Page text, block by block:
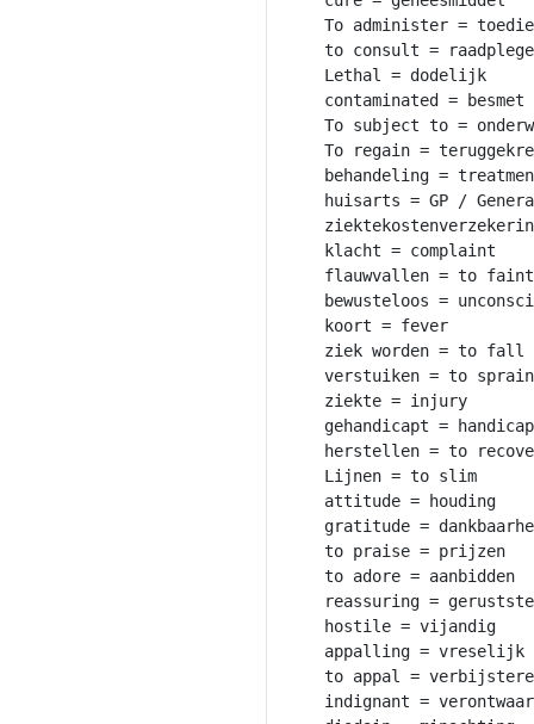
To administer =
to consult =
Lethal = dodelijk
contaminated = besmet
To subject to =
To regain =
behandeling =
huisarts = GP /
klacht = complaint
flauwvallen = to faint
bewusteloos =
koort = fever
ziek worden = to
verstuiken = to sprain
ziekte = injury
gehandicapt =
herstellen = to
Lijnen = to slim
attitude = houding
gratitude =
to praise = prijzen
to adore = aanbidden
reassuring =
hostile = vijandig
appalling = vreselijk
to appal =
indignant =